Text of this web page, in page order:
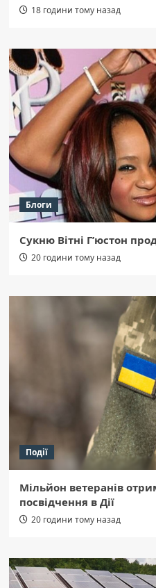
18 години тому назад
Блоги
Сукню Вітні Г’юстон
20 години тому назад
Події
Мільйон ветеранів
посвідчення в Дії
20 години тому назад